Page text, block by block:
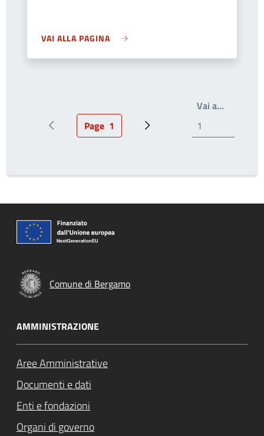
VAI ALLA PAGINA
Pagina precedentePagina attuale
Page 1 Prossima pagina
Vai a…Write the
Comune di Bergamo
AMMINISTRAZIONE
Aree Amministrative
Documenti e dati
Enti e fondazioni
Organi di governo